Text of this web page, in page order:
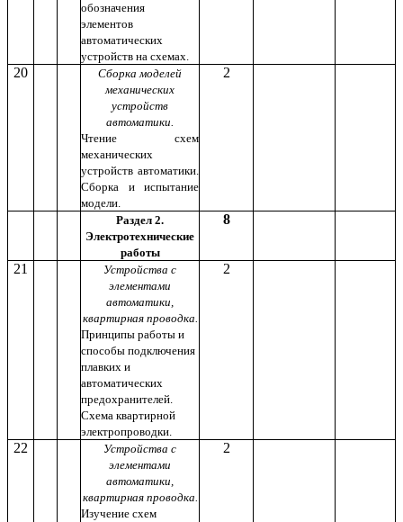
обозначения
элементов
автоматических
устройств на схемах.
20
Сборка моделей
механических
устройств
автоматики.
Чтение схем
механических
устройств автоматики.
Сборка и испытание
модели.
2
Раздел 2.
Электротехнические
работы
8
21
Устройства с
элементами
автоматики,
квартирная проводка.
Принципы работы и
способы подключения
плавких и
автоматических
предохранителей.
Схема квартирной
электропроводки.
2
22
Устройства с
элементами
автоматики,
квартирная проводка.
Изучение схем
2